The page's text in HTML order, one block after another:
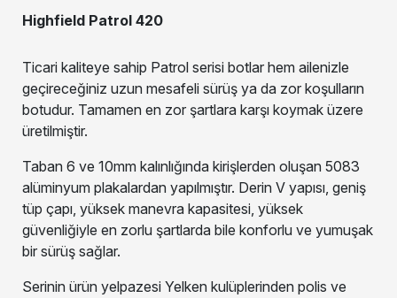
Highfield Patrol 420
Ticari kaliteye sahip Patrol serisi botlar hem ailenizle
geçireceğiniz uzun mesafeli sürüş ya da zor koşulların
botudur. Tamamen en zor şartlara karşı koymak üzere
üretilmiştir.
Taban 6 ve 10mm kalınlığında kirişlerden oluşan 5083
alüminyum plakalardan yapılmıştır. Derin V yapısı, geniş
tüp çapı, yüksek manevra kapasitesi, yüksek
güvenliğiyle en zorlu şartlarda bile konforlu ve yumuşak
bir sürüş sağlar.
Serinin ürün yelpazesi Yelken kulüplerinden polis ve